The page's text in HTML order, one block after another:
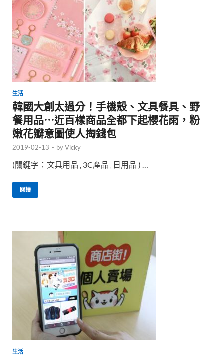
生活
韓國大創太過分！手機殼、文具餐具、野
餐用品⋯近百樣商品全都下起櫻花雨，粉
嫩花瓣意圖使人掏錢包
2019-02-13 - byVicky
(關鍵字：文具用品 , 3C產品 , 日用品 ) …
閱讀
生活